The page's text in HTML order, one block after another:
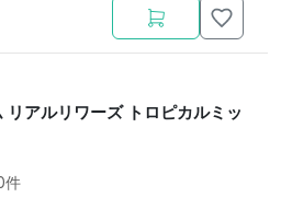
リアルリワーズ トロピカルミッ
件